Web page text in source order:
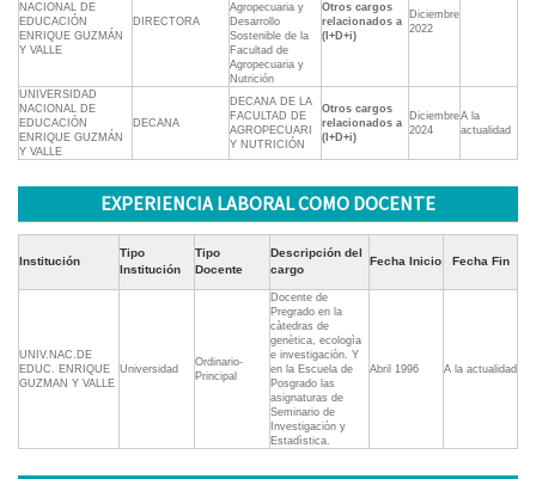
NACIONAL DE
EDUCACIÓN
ENRIQUE GUZMÁN
Y VALLE
DIRECTORA
Agropecuaria y
Desarrollo
Sostenible de la
Facultad de
Agropecuaria y
Nutrición
Otros cargos
relacionados a
(I+D+i)
Diciembre
2022
UNIVERSIDAD
NACIONAL DE
EDUCACIÓN
ENRIQUE GUZMÁN
Y VALLE
DECANA
DECANA DE LA
FACULTAD DE
AGROPECUARI
Y NUTRICIÓN
Otros cargos
relacionados a
(I+D+i)
Diciembre
2024
A la
actualidad
EXPERIENCIA LABORAL COMO DOCENTE
Institución
Tipo
Institución
Tipo
Docente
Descripción del
cargo
Fecha Inicio Fecha Fin
UNIV.NAC.DE
EDUC. ENRIQUE
GUZMAN Y VALLE
Universidad
Ordinario-
Principal
Docente de
Pregrado en la
càtedras de
genètica, ecologìa
e investigaciòn. Y
en la Escuela de
Posgrado las
asignaturas de
Seminario de
Investigaciòn y
Estadìstica.
Abril 1996 A la actualidad